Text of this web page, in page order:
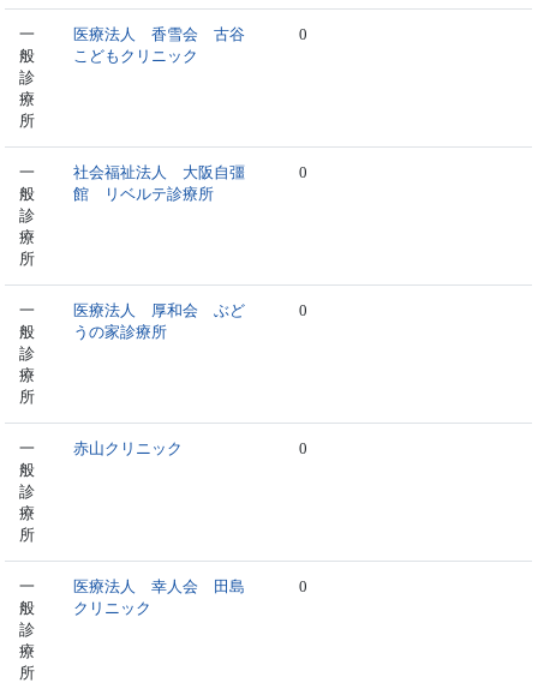
一
般
診
療
所
医療法人 香雪会 古谷
こどもクリニック
0
一
般
診
療
所
社会福祉法人 大阪自彊
館 リベルテ診療所
0
一
般
診
療
所
医療法人 厚和会 ぶど
うの家診療所
0
一
般
診
療
所
赤山クリニック 0
一
般
診
療
所
医療法人 幸人会 田島
クリニック
0